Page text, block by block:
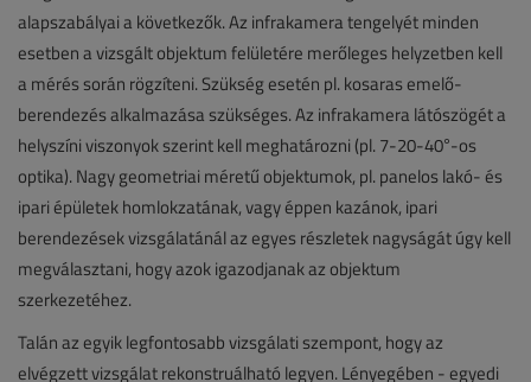
alapszabályai a következők. Az infrakamera tengelyét minden
esetben a vizsgált objektum felületére merőleges helyzetben kell
a mérés során rögzíteni. Szükség esetén pl. kosaras emelő-
berendezés alkalmazása szükséges. Az infrakamera látószögét a
helyszíni viszonyok szerint kell meghatározni (pl. 7-20-40°-os
optika). Nagy geometriai méretű objektumok, pl. panelos lakó- és
ipari épületek homlokzatának, vagy éppen kazánok, ipari
berendezések vizsgálatánál az egyes részletek nagyságát úgy kell
megválasztani, hogy azok igazodjanak az objektum
szerkezetéhez.
Talán az egyik legfontosabb vizsgálati szempont, hogy az
elvégzett vizsgálat rekonstruálható legyen. Lényegében - egyedi